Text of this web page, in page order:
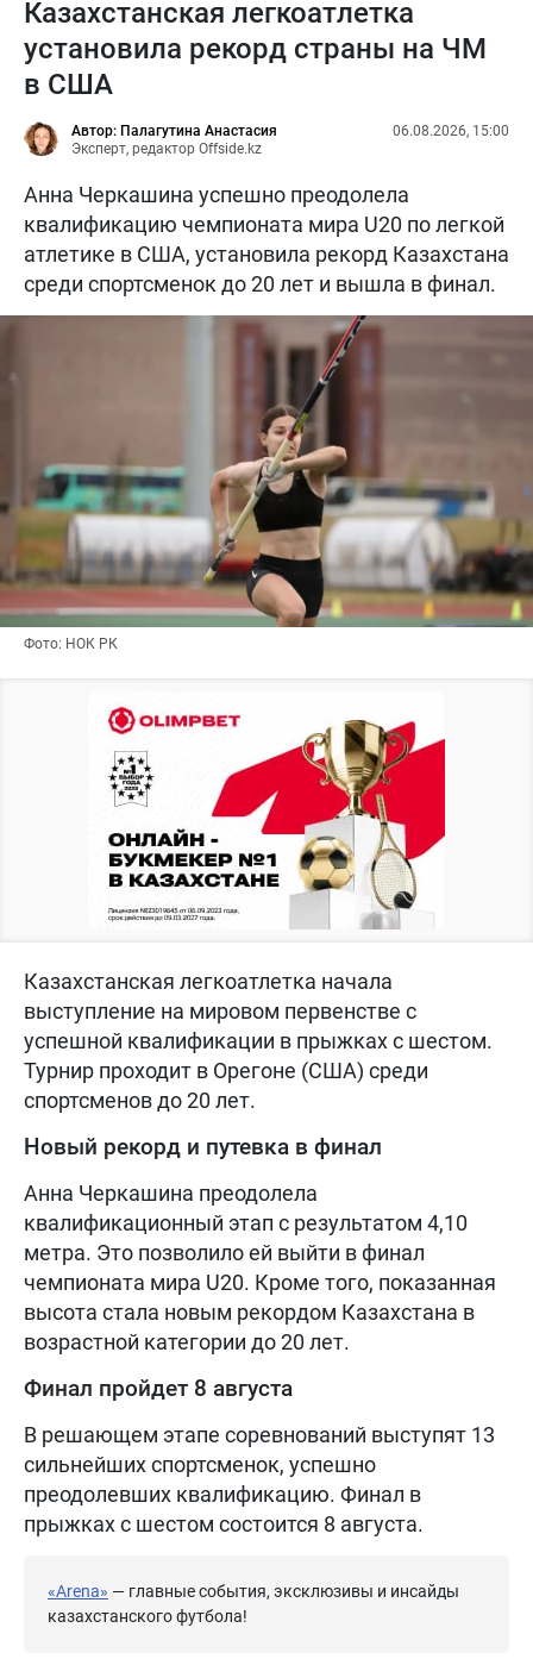
Казахстанская легкоатлетка
установила рекорд страны на ЧМ
в США
Автор: Палагутина Анастасия
Эксперт, редактор Offside.kz
06.08.2026, 15:00
Анна Черкашина успешно преодолела
квалификацию чемпионата мира U20 по легкой
атлетике в США, установила рекорд Казахстана
среди спортсменок до 20 лет и вышла в финал.
Фото: НОК РК
Казахстанская легкоатлетка начала
выступление на мировом первенстве с
успешной квалификации в прыжках с шестом.
Турнир проходит в Орегоне (США) среди
спортсменов до 20 лет.
Новый рекорд и путевка в финал
Анна Черкашина преодолела
квалификационный этап с результатом 4,10
метра. Это позволило ей выйти в финал
чемпионата мира U20. Кроме того, показанная
высота стала новым рекордом Казахстана в
возрастной категории до 20 лет.
Финал пройдет 8 августа
В решающем этапе соревнований выступят 13
сильнейших спортсменок, успешно
преодолевших квалификацию. Финал в
прыжках с шестом состоится 8 августа.
«Arena» — главные события, эксклюзивы и инсайды
казахстанского футбола!